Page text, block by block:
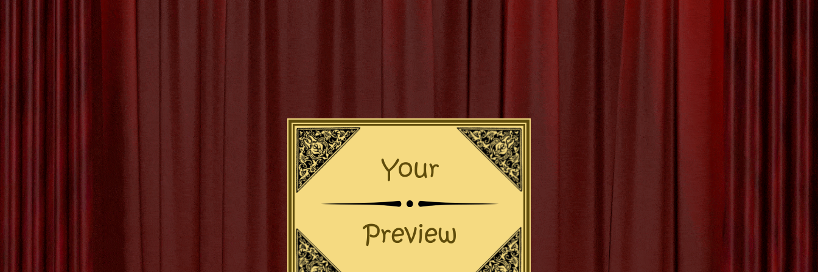
BY 0 COMMENTS
Stimuleer Gezondheid en Creativiteit met
Edenred Sport en Cultuur
Edenred Sport en Cultuur: Stimuleer Werknemers met Gezonde
Voordelen
Edenred Sport en Cultuur is een innovatief programma dat bedrijven de mogelijkheid biedt om hun werknemers te
ondersteunen bij het beoefenen van sport en het ontdekken van culturele activiteiten. Door werknemers toegang te
geven tot een breed scala aan sport- en cultuurvoorzieningen, stimuleert Edenred gezondheid, welzijn en
creativiteit op de werkvloer.
Prachtig
Kunstwerk aan de
Muur
Creëren van een
Uniek Kunstwerk:
Het Proces van
Kunstwerk Maken
De Betoverende
Schoonheid van
de Kunst Appel
De Kunst van Andy
Warhol: Een Icoon
van de Pop Art
Beweging
De Evolutie van
Creativiteit: Het
Digitale Schilderij
in de Kunstwereld